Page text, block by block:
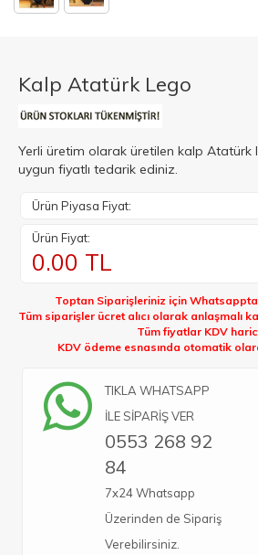
Kalp Atatürk Lego
Yerli üretim olarak üretilen kalp Atatürk
uygun fiyatlı tedarik ediniz.
Ürün Piyasa Fiyat:
Ürün Fiyat:
0.00 TL
Toptan Siparişleriniz için
Tüm siparişler ücret alıcı olarak anlaşmalı
Tüm fiyatlar KDV
KDV ödeme esnasında otomatik
TIKLA WHATSAPP
İLE SİPARİŞ VER
0553 268 92
84
7x24 Whatsapp
Üzerinden de Sipariş
Verebilirsiniz.